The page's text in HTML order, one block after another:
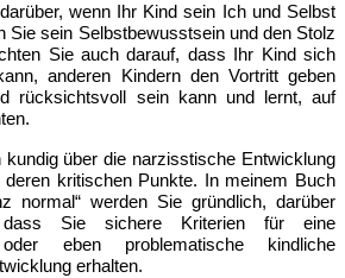
wenn Ihr Kind sein Ich und Selbst
Sie sein Selbstbewusstsein und den Stolz
Sie auch darauf, dass Ihr Kind sich
anderen Kindern den Vortritt geben
rücksichtsvoll sein kann und lernt, auf
über die narzisstische Entwicklung
kritischen Punkte. In meinem Buch
normal“ werden Sie gründlich, darüber
Sie sichere Kriterien für eine
oder eben problematische kindliche
erhalten.